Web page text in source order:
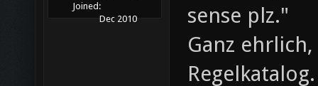
Joined:
Dec 2010
sense plz."
Ganz